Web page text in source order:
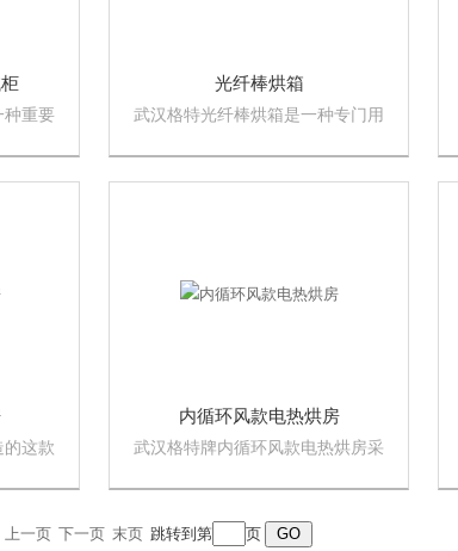
种重要
通过这
决问
光纤棒烘箱
武汉格特光纤棒烘箱是一种专门用
预制棒的生产过程中，烘干是一个
关键步骤。
的这款
备，这
境的
内循环风款电热烘房
武汉格特牌内循环风款电热烘房采
且耐高温耐摩擦属于安全环保节能
绿色款通用干燥设备。
上一页 下一页 末页 跳转到第 页